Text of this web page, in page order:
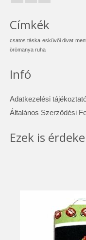
Címkék
csatos táska esküvői divat
örömanya ruha
Infó
Adatkezelési
Általános Szerződési
Ezek is